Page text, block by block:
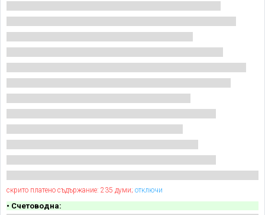
скрито платено съдържание: 235 думи; отключи
• Счетоводна: